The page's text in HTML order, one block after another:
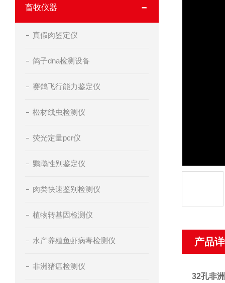
畜牧仪器
真假肉鉴定仪
鸽子dna检测设备
赛鸽飞行能力鉴定仪
松材线虫检测仪
荧光定量pcr仪
鹦鹉性别鉴定仪
肉类快速鉴别检测仪
植物转基因检测仪
水产养殖鱼虾病毒检测仪
非洲猪瘟检测仪
产品
32孔非